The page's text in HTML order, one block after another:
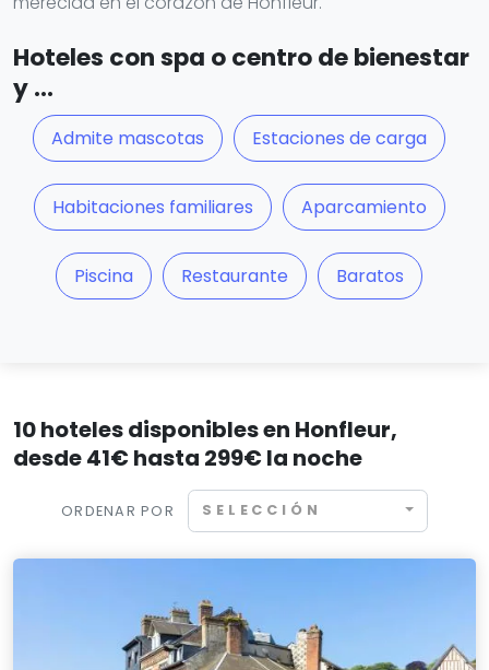
Hoteles con spa o centro de bienestar
y ...
Admite mascotas Estaciones de carga
Habitaciones familiares Aparcamiento
Piscina Restaurante Baratos
10 hoteles disponibles en Honfleur,
desde 41€ hasta 299€ la noche
ORDENAR POR SELECCIÓN